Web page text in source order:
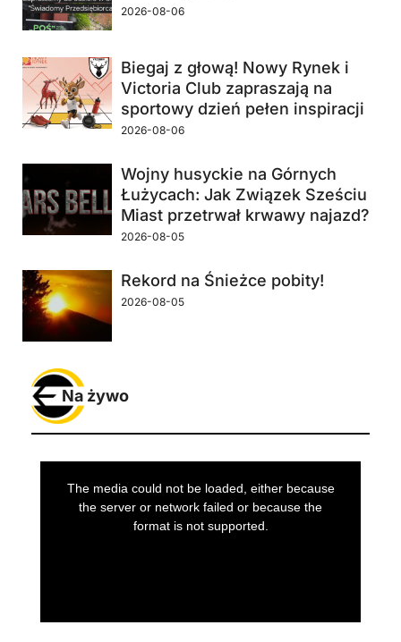
2026-08-06
Biegaj z głową! Nowy Rynek i
Victoria Club zapraszają na
sportowy dzień pełen inspiracji
2026-08-06
Wojny husyckie na Górnych
Łużycach: Jak Związek Sześciu
Miast przetrwał krwawy najazd?
2026-08-05
Rekord na Śnieżce pobity!
2026-08-05
Na żywo